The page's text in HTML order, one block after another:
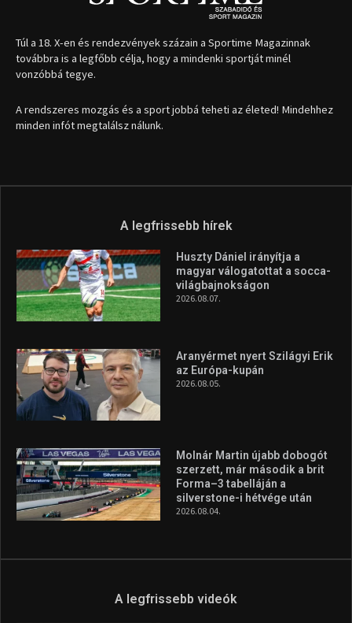
Túl a 18. X-en és rendezvények százain a Sportime Magazinnak
továbbra is a legfőbb célja, hogy a mindenki sportját minél
vonzóbbá tegye.
A rendszeres mozgás és a sport jobbá teheti az életed! Mindehhez
minden infót megtalálsz nálunk.
A legfrissebb hírek
Huszty Dániel irányítja a
magyar válogatottat a socca-
világbajnokságon
2026.08.07.
Aranyérmet nyert Szilágyi Erik
az Európa-kupán
2026.08.05.
Molnár Martin újabb dobogót
szerzett, már második a brit
Forma–3 tabelláján a
silverstone-i hétvége után
2026.08.04.
A legfrissebb videók